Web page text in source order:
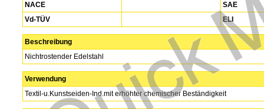
NACE
SAE
Vd-TÜV
ELI
Beschreibung
Nichtrostender Edelstahl
Verwendung
Textil-u.Kunstseiden-Ind.mit erhöhter chemischer Beständigkeit